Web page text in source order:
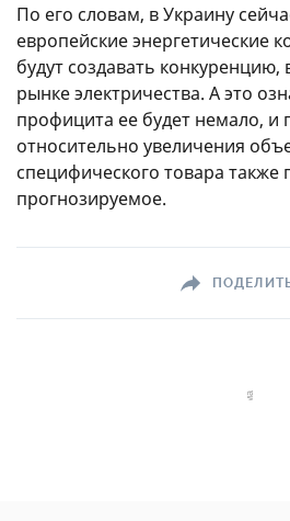
По его словам, в Украину
европейские энергетические
будут создавать конкуренцию,
рынке электричества. А это
профицита ее будет немало, и
относительно увеличения
специфического товара также
прогнозируемое.